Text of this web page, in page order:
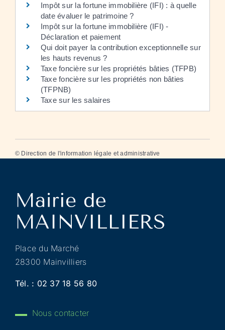
Impôt sur la fortune immobilière (IFI) : à quelle
date évaluer le patrimoine ?
Impôt sur la fortune immobilière (IFI) -
Déclaration et paiement
Qui doit payer la contribution exceptionnelle sur
les hauts revenus ?
Taxe foncière sur les propriétés bâties (TFPB)
Taxe foncière sur les propriétés non bâties
(TFPNB)
Taxe sur les salaires
© Direction de l'information légale et administrative
Place du Marché
28300 Mainvilliers
Tél. : 02 37 18 56 80
Nous contacter